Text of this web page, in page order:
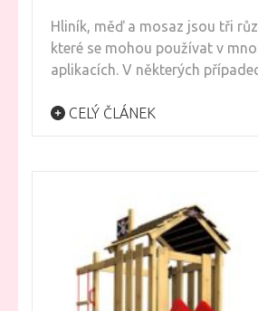
Hliník, měď a mosaz jsou tři
které se mohou používat v
aplikacích. V některých
CELÝ ČLÁNEK